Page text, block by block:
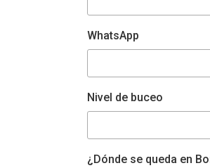
WhatsApp
Nivel de buceo
¿Dónde se queda en